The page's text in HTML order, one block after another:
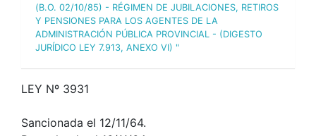
(B.O. 02/10/85) - RÉGIMEN DE JUBILACIONES, RETIROS
Y PENSIONES PARA LOS AGENTES DE LA
ADMINISTRACIÓN PÚBLICA PROVINCIAL - (DIGESTO
JURÍDICO LEY 7.913, ANEXO VI) "
LEY Nº 3931
Sancionada el 12/11/64.